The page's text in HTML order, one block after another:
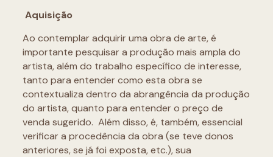
Aquisição
Ao contemplar adquirir uma obra de arte, é
importante pesquisar a produção mais ampla do
artista, além do trabalho específico de interesse,
tanto para entender como esta obra se
contextualiza dentro da abrangência da produção
do artista, quanto para entender o preço de
venda sugerido. Além disso, é, também, essencial
verificar a procedência da obra (se teve donos
anteriores, se já foi exposta, etc.), sua